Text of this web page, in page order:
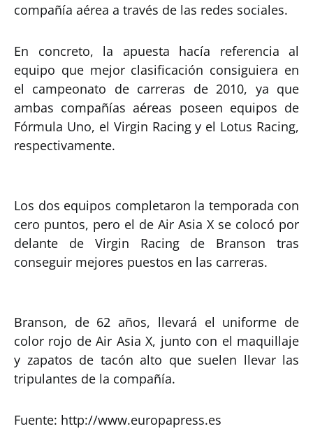
compañía aérea a través de las redes sociales.
En concreto, la apuesta hacía referencia al
equipo que mejor clasificación consiguiera en
el campeonato de carreras de 2010, ya que
ambas compañías aéreas poseen equipos de
Fórmula Uno, el Virgin Racing y el Lotus Racing,
respectivamente.
Los dos equipos completaron la temporada con
cero puntos, pero el de Air Asia X se colocó por
delante de Virgin Racing de Branson tras
conseguir mejores puestos en las carreras.
Branson, de 62 años, llevará el uniforme de
color rojo de Air Asia X, junto con el maquillaje
y zapatos de tacón alto que suelen llevar las
tripulantes de la compañía.
Fuente: http://www.europapress.es